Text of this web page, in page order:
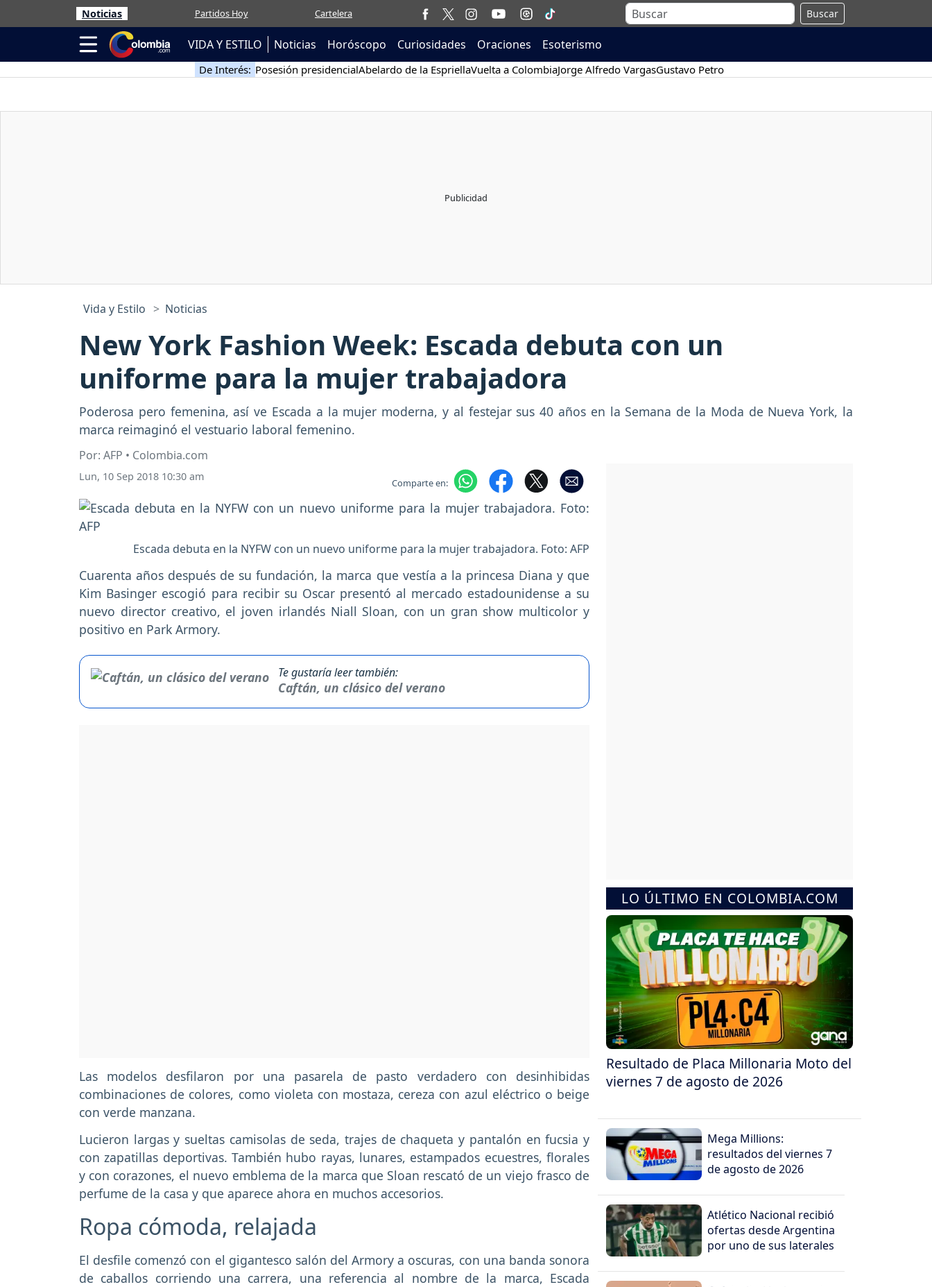
Noticias Partidos Hoy Cartelera Buscar
VIDA Y ESTILO Noticias Horóscopo Curiosidades Oraciones Esoterismo
De Interés: Posesión presidencialAbelardo de la EspriellaVuelta a ColombiaJorge Alfredo VargasGustavo Petro
Vida y Estilo Noticias
New York Fashion Week: Escada debuta con un
uniforme para la mujer trabajadora
Poderosa pero femenina, así ve Escada a la mujer moderna, y al festejar sus 40 años en la Semana de la Moda de Nueva York, la
marca reimaginó el vestuario laboral femenino.
Por: AFP • Colombia.com
Lun, 10 Sep 2018 10:30 am Comparte en:
Escada debuta en la NYFW con un nuevo uniforme para la mujer trabajadora. Foto: AFP
Cuarenta años después de su fundación, la marca que vestía a la princesa Diana y que
Kim Basinger escogió para recibir su Oscar presentó al mercado estadounidense a su
nuevo director creativo, el joven irlandés Niall Sloan, con un gran show multicolor y
positivo en Park Armory.
Te gustaría leer también:
Caftán, un clásico del verano
Las modelos desfilaron por una pasarela de pasto verdadero con desinhibidas
combinaciones de colores, como violeta con mostaza, cereza con azul eléctrico o beige
con verde manzana.
Lucieron largas y sueltas camisolas de seda, trajes de chaqueta y pantalón en fucsia y
con zapatillas deportivas. También hubo rayas, lunares, estampados ecuestres, florales
y con corazones, el nuevo emblema de la marca que Sloan rescató de un viejo frasco de
perfume de la casa y que aparece ahora en muchos accesorios.
Ropa cómoda, relajada
El desfile comenzó con el gigantesco salón del Armory a oscuras, con una banda sonora
de caballos corriendo una carrera, una referencia al nombre de la marca, Escada
LO ÚLTIMO EN COLOMBIA.COM
Resultado de Placa Millonaria Moto del
viernes 7 de agosto de 2026
Mega Millions:
resultados del viernes 7
de agosto de 2026
Atlético Nacional recibió
ofertas desde Argentina
por uno de sus laterales